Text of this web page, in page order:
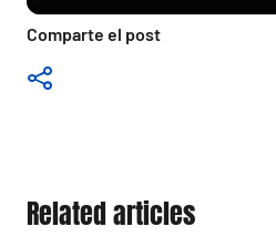
Comparte el post
Related articles